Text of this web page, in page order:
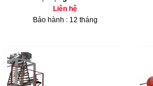
Liên hệ
Bảo hành : 12 tháng